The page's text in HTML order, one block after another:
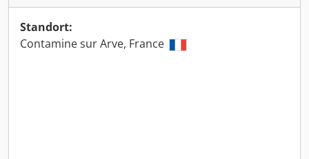
Standort:
Contamine sur Arve, France